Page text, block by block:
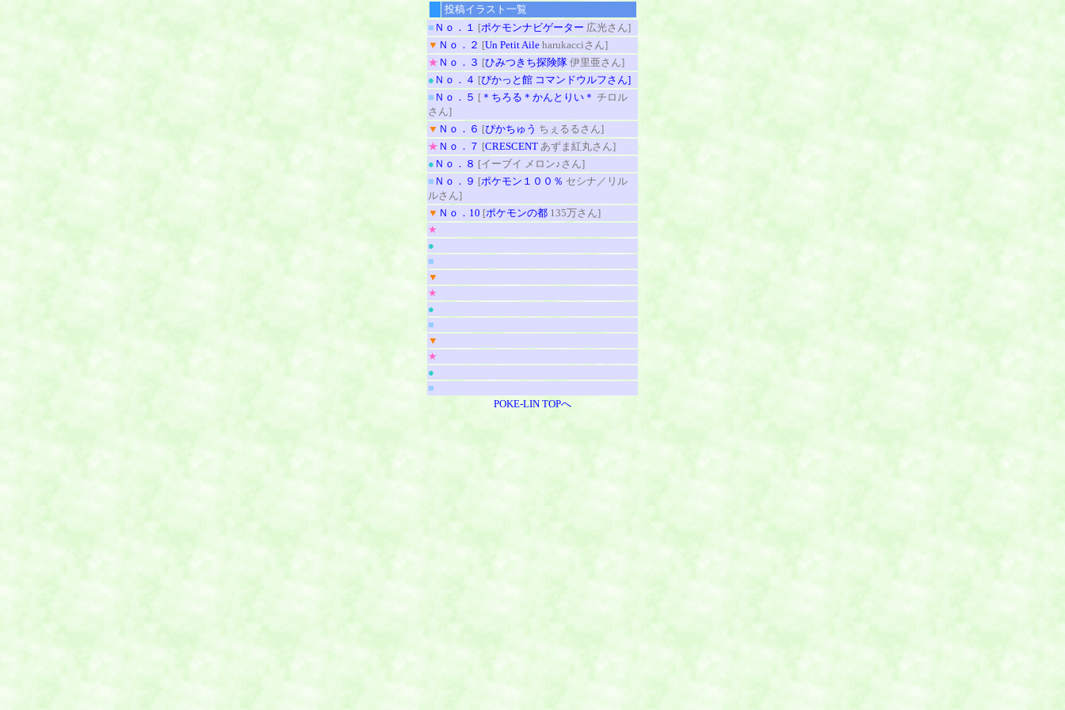
投稿イラスト一覧
■ Ｎｏ．１ [ポケモンナビゲーター 広光さん]
▼ Ｎｏ．２ [Un Petit Aile harukacciさん]
★ Ｎｏ．３ [ひみつきち探険隊 伊里亜さん]
● Ｎｏ．４ [ぴかっと館 コマンドウルフさん]
■ Ｎｏ．５ [ ＊ちろる＊かんとりい＊ チロル
さん]
▼ Ｎｏ．６ [ぴかちゅう ちぇるるさん]
★ Ｎｏ．７ [CRESCENT あずま紅丸さん]
● Ｎｏ．８ [イーブイ メロン♪さん]
■ Ｎｏ．９ [ポケモン１００％ セシナ／リル
ルさん]
▼ Ｎｏ．10 [ポケモンの都 135万さん]
★
●
■
▼
★
●
■
▼
★
●
■
POKE-LIN TOPへ